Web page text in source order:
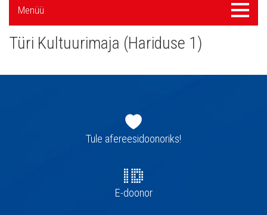
navigatsioon
Menüü
Menüü
Türi Kultuurimaja (Hariduse 1)
navigatsioonTule afereesidoonoriks!
E-doonor